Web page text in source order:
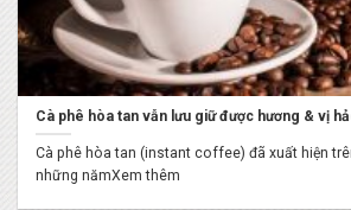
Cà phê hòa tan vẫn lưu giữ được hương & vị
Cà phê hòa tan (instant coffee) đã xuất hiện
những nămXem thêm